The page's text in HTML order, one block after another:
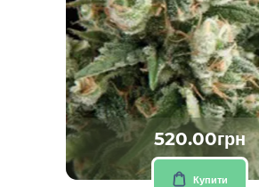
520.00грн
Купити